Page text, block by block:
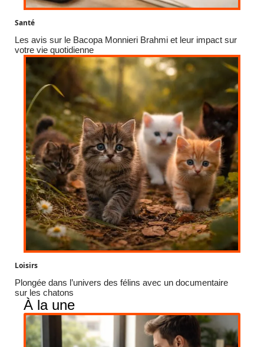
Santé
Les avis sur le Bacopa Monnieri Brahmi et leur impact sur
votre vie quotidienne
Loisirs
Plongée dans l’univers des félins avec un documentaire
sur les chatons
À la une